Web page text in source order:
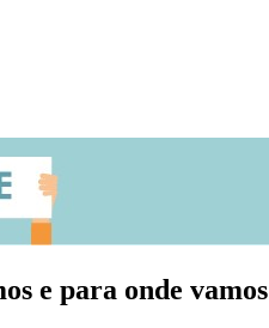
e para onde vamos